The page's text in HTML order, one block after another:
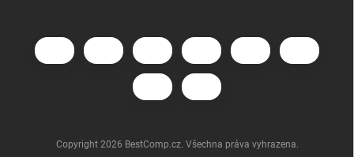
Copyright 2026 BestComp.cz. Všechna práva vyhrazena.